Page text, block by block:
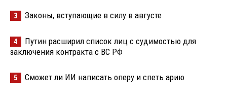
3 Законы, вступающие в силу в августе
4
Путин расширил список лиц с судимостью для
заключения контракта с ВС РФ
5 Сможет ли ИИ написать оперу и спеть арию